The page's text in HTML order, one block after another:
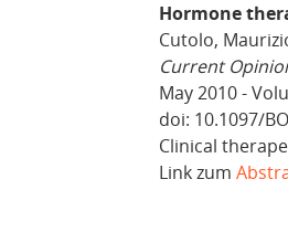
Hormone
Cutolo,
Current
May 2010 -
doi: 10.1097/
Clinical
Link zum